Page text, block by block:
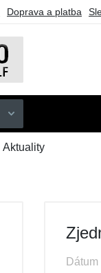
Doprava a platba
Aktuality